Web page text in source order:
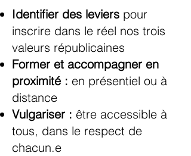
Identifier des leviers pour
inscrire dans le réel nos trois
valeurs républicaines
Former et accompagner en
proximité : en présentiel ou à
distance
Vulgariser : être accessible à
tous, dans le respect de
chacun.e